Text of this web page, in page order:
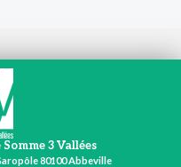
3 Vallées
80100 Abbeville